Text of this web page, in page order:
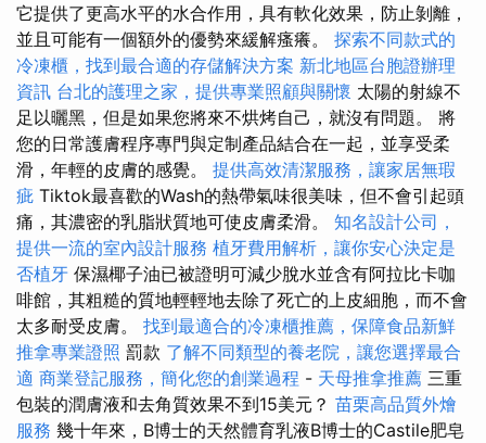
它提供了更高水平的水合作用，具有軟化效果，防止剝離，
並且可能有一個額外的優勢來緩解瘙癢。 探索不同款式的
冷凍櫃，找到最合適的存儲解決方案 新北地區台胞證辦理
資訊 台北的護理之家，提供專業照顧與關懷 太陽的射線不
足以曬黑，但是如果您將來不烘烤自己，就沒有問題。 將
您的日常護膚程序專門與定制產品結合在一起，並享受柔
滑，年輕的皮膚的感覺。 提供高效清潔服務，讓家居無瑕
疵 Tiktok最喜歡的Wash的熱帶氣味很美味，但不會引起頭
痛，其濃密的乳脂狀質地可使皮膚柔滑。 知名設計公司，
提供一流的室內設計服務 植牙費用解析，讓你安心決定是
否植牙 保濕椰子油已被證明可減少脫水並含有阿拉比卡咖
啡館，其粗糙的質地輕輕地去除了死亡的上皮細胞，而不會
太多耐受皮膚。 找到最適合的冷凍櫃推薦，保障食品新鮮
推拿專業證照 罰款 了解不同類型的養老院，讓您選擇最合
適 商業登記服務，簡化您的創業過程 - 天母推拿推薦 三重
包裝的潤膚液和去角質效果不到15美元？ 苗栗高品質外燴
服務 幾十年來，B博士的天然體育乳液B博士的Castile肥皂